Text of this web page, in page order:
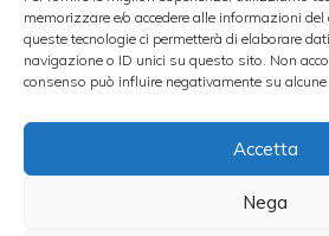
memorizzare e/o accedere alle informazioni
queste tecnologie ci permetterà di elaborare
navigazione o ID unici su questo sito. Non
consenso può influire negativamente su
Accetta
Nega
gusto agrodolce. La
dalla presenza di
saccarosio, ma rimane
alleato in tavola perché
per 100 grammi di prodotto
Questo ortaggio